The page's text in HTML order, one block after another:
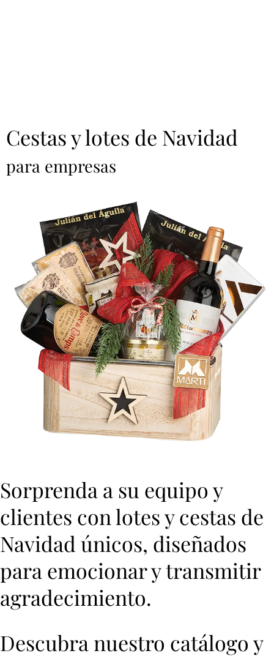
Cestas y lotes de Navidad
para empresas
Sorprenda a su equipo y
clientes con lotes y cestas de
Navidad únicos, diseñados
para emocionar y transmitir
agradecimiento.
Descubra nuestro catálogo y